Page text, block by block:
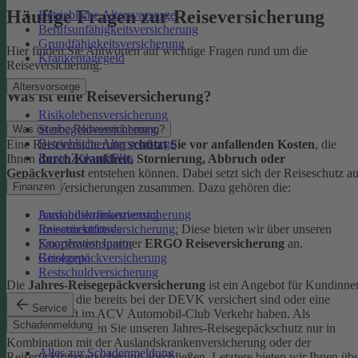
Betriebliche Altersvorsorge
Berufsunfähigkeitsversicherung
Grundfähigkeitsversicherung
Krankentagegeld
Altersvorsorge
Risikolebensversicherung
Sterbegeldversicherung
Betriebliche Altersvorsorge
Rente ZukunftPlus
Finanzen
Immobilienfinanzierung
Investmentfonds
SmartInvest Junior
Girokonto
Restschuldversicherung
Service
Schadenmeldung
Alles zur Schadenmeldung
Häufige Fragen zur Reiseversicherung
Hier finden Sie Antworten auf wichtige Fragen rund um die
Reiseversicherung.
Was ist eine Reiseversicherung?
Was ist eine Reiseversicherung?
Eine Reiseversicherungschützt Sie vor anfallenden Kosten, die
Ihnen durch Krankheit, Stornierung, Abbruch oder
Gepäckverlust entstehen können. Dabei setzt sich der Reiseschutz
mehreren Versicherungen zusammen. Dazu gehören die:
Auslandskrankenversicherung
Reiserücktrittsversicherung: Diese bieten wir über unseren
Kooperationspartner ERGO Reiseversicherung an.
Reisegepäckversicherung
Die Jahres-Reisegepäckversicherung ist ein Angebot für
und Kunden, die bereits bei der DEVK versichert sind oder eine
Mitgliedschaft im ACV Automobil-Club Verkehr haben. Als
Neukund:in können Sie unseren Jahres-Reisegepäckschutz nur in
Kombination mit der Auslandskrankenversicherung oder der